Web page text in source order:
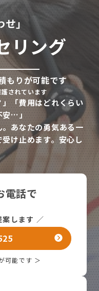
せ」
リング
もりが可能です
されています
「費用はどれくらい
安…」
あなたの勇気ある一
け止めます。安心し
電話で
します ／
可能です ＞